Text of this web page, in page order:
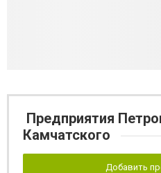
Предприятия
Камчатского
Добавить